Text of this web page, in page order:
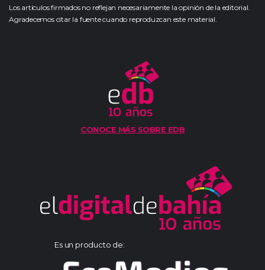
Los artículos firmados no reflejan necesariamente la opinión de la editorial.
Agradecemos citar la fuente cuando reproduzcan este material.
CONOCE MÁS SOBRE EDB
Es un producto de: